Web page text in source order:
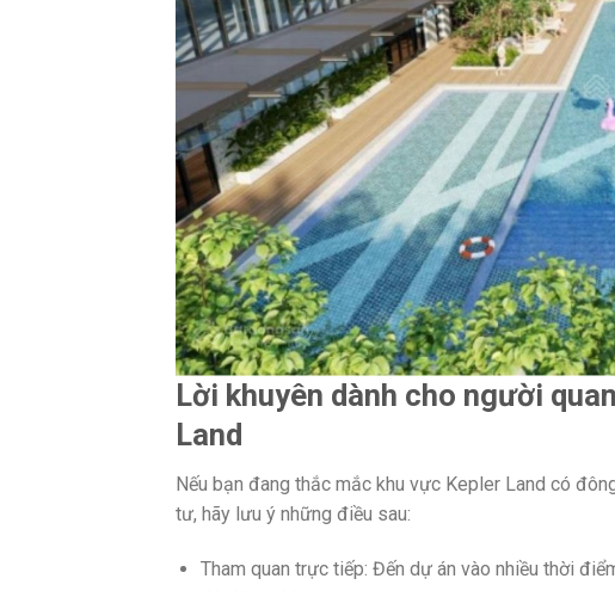
Lời khuyên dành cho người
Land
Nếu bạn đang thắc mắc khu vực Kepler Land có
tư, hãy lưu ý những điều sau:
Tham quan trực tiếp: Đến dự án vào nhiều thời